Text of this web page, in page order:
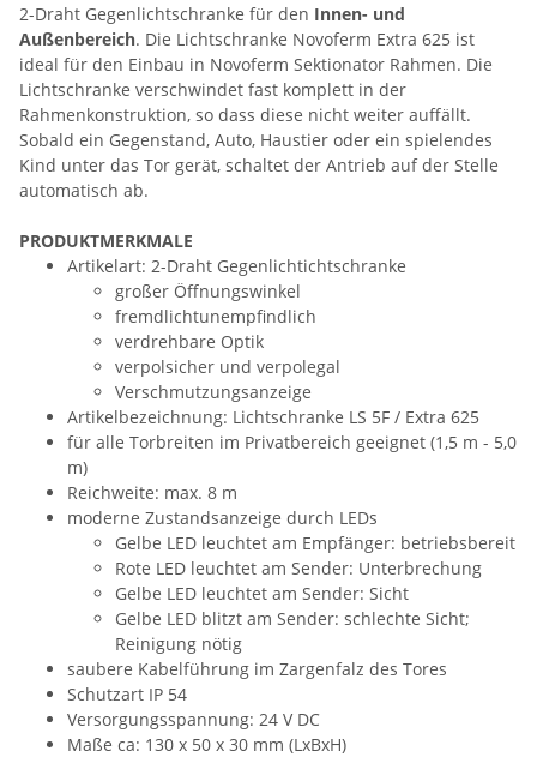
2-Draht Gegenlichtschranke für den Innen- und
Außenbereich. Die Lichtschranke Novoferm Extra 625 ist
ideal für den Einbau in Novoferm Sektionator Rahmen. Die
Lichtschranke verschwindet fast komplett in der
Rahmenkonstruktion, so dass diese nicht weiter auffällt.
Sobald ein Gegenstand, Auto, Haustier oder ein spielendes
Kind unter das Tor gerät, schaltet der Antrieb auf der Stelle
automatisch ab.
PRODUKTMERKMALE
Artikelart: 2-Draht Gegenlichtichtschranke
großer Öffnungswinkel
fremdlichtunempfindlich
verdrehbare Optik
verpolsicher und verpolegal
Verschmutzungsanzeige
Artikelbezeichnung: Lichtschranke LS 5F / Extra 625
für alle Torbreiten im Privatbereich geeignet (1,5 m - 5,0
m)
Reichweite: max. 8 m
moderne Zustandsanzeige durch LEDs
Gelbe LED leuchtet am Empfänger: betriebsbereit
Rote LED leuchtet am Sender: Unterbrechung
Gelbe LED leuchtet am Sender: Sicht
Gelbe LED blitzt am Sender: schlechte Sicht;
Reinigung nötig
saubere Kabelführung im Zargenfalz des Tores
Schutzart IP 54
Versorgungsspannung: 24 V DC
Maße ca: 130 x 50 x 30 mm (LxBxH)